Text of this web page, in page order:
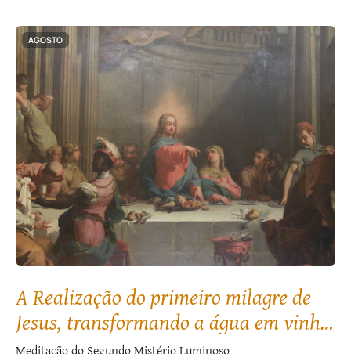
AGOSTO
A Realização do primeiro milagre de
Jesus, transformando a água em vinho,
nas Bodas de Caná
Meditação do Segundo Mistério Luminoso